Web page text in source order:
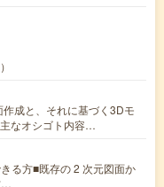
成と、それに基づく3Dモ
なオシゴト内容…
る方■既存の 2 次元図面か
…